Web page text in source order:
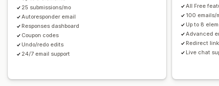
Ytelsessporing
25 submissions/mo
Autoresponder email
Responses dashboard
Coupon codes
Undo/redo edits
24/7 email support
All Free
100 emails/
Up to 8
Advanced
Redirect
Live chat